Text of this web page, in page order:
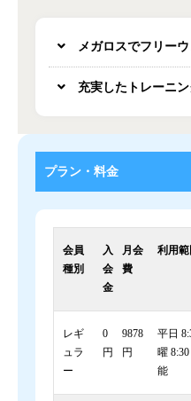
メガロスでフリー
充実したトレーニ
プラン・料金
会員
種別
入
会
金
月会
費
利用範
レギ
ュラ
ー
0
円
9878
円
平日
曜
能